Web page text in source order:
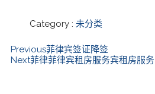
Category : 未分类
Previous菲律宾签证降签
Next菲律菲律宾租房服务宾租房服务